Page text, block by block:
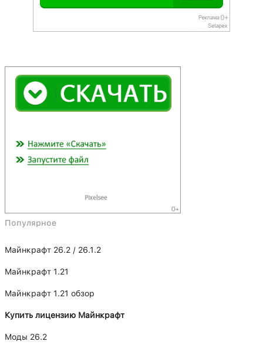
Популярное
Майнкрафт 26.2 / 26.1.2
Майнкрафт 1.21
Майнкрафт 1.21 обзор
Купить лицензию Майнкрафт
Моды 26.2